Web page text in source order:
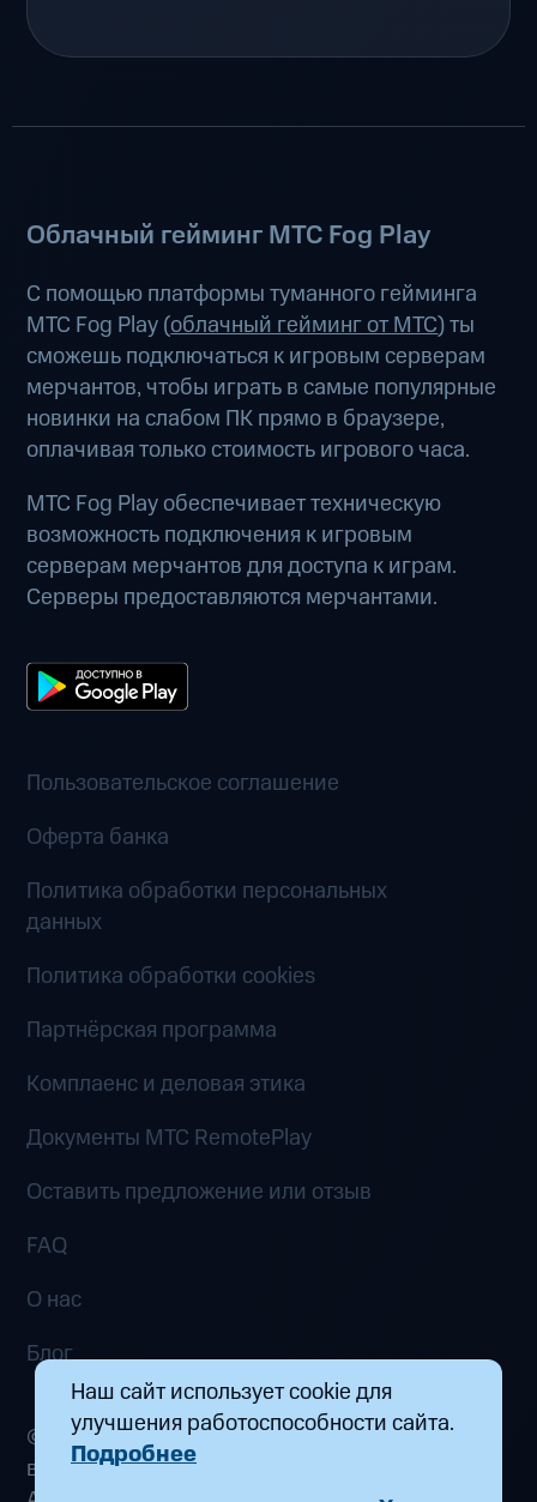
Наш сайт использует cookie для
улучшения работоспособности сайта.
Подробнее
Облачный гейминг МТС Fog Play
С помощью платформы туманного гейминга
МТС Fog Play (облачный гейминг от МТС) ты
сможешь подключаться к игровым серверам
мерчантов, чтобы играть в самые популярные
новинки на слабом ПК прямо в браузере,
оплачивая только стоимость игрового часа.
МТС Fog Play обеспечивает техническую
возможность подключения к игровым
серверам мерчантов для доступа к играм.
Серверы предоставляются мерчантами.
Пользовательское соглашение
Оферта банка
Политика обработки персональных
данных
Политика обработки cookies
Партнёрская программа
Комплаенс и деловая этика
Документы MTC RemotePlay
Оставить предложение или отзыв
FAQ
О нас
Блог
© 2026 ООО «Маркетплейс распределенных
вычислений». Все права защищены